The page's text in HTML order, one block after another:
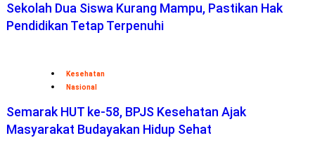
Sekolah Dua Siswa Kurang Mampu, Pastikan Hak
Pendidikan Tetap Terpenuhi
Kesehatan
Nasional
Semarak HUT ke-58, BPJS Kesehatan Ajak
Masyarakat Budayakan Hidup Sehat